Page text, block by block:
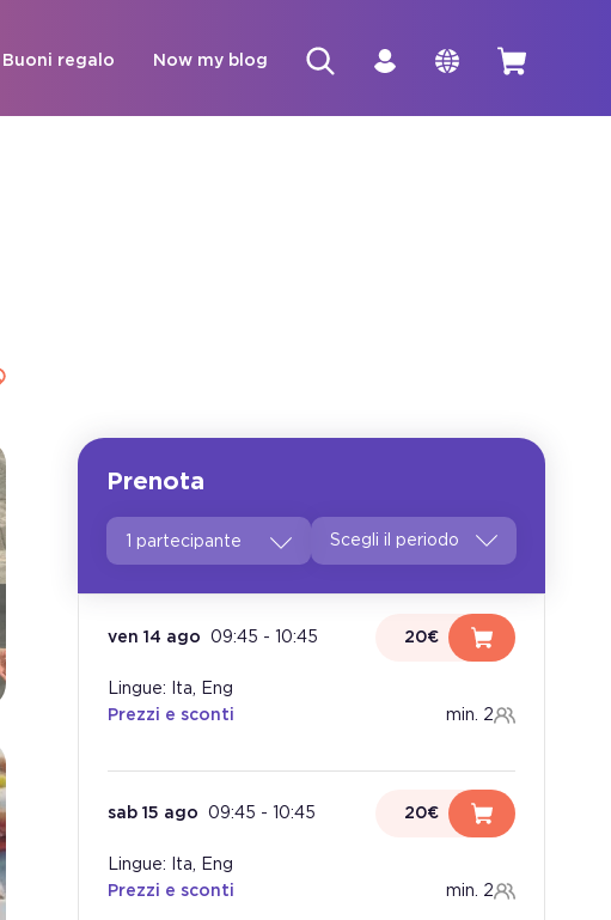
Buoni regalo Now my blog
Prenota
1 partecipante
ven 14 ago 09:45 - 10:45 20€
Lingue: Ita, Eng
Prezzi e sconti
min. 2
sab 15 ago 09:45 - 10:45 20€
Lingue: Ita, Eng
Prezzi e sconti
min. 2